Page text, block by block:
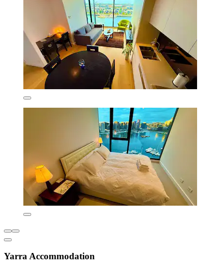
Yarra Accommodation